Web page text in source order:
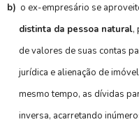
b) o ex-empresário se
distinta da pessoa natural,
de valores de suas contas
jurídica e alienação de
mesmo tempo, as dívidas
inversa, acarretando